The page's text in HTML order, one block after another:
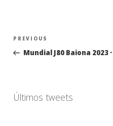
Navegación
entradas
Previous
Post
PREVIOUS
Mundial J80 Baiona 2023
Últimos tweets